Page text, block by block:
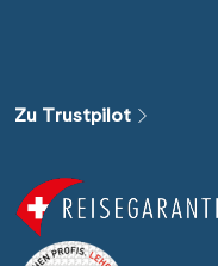
Zu Trustpilot
Alle Gewässer
Alle Schiffe